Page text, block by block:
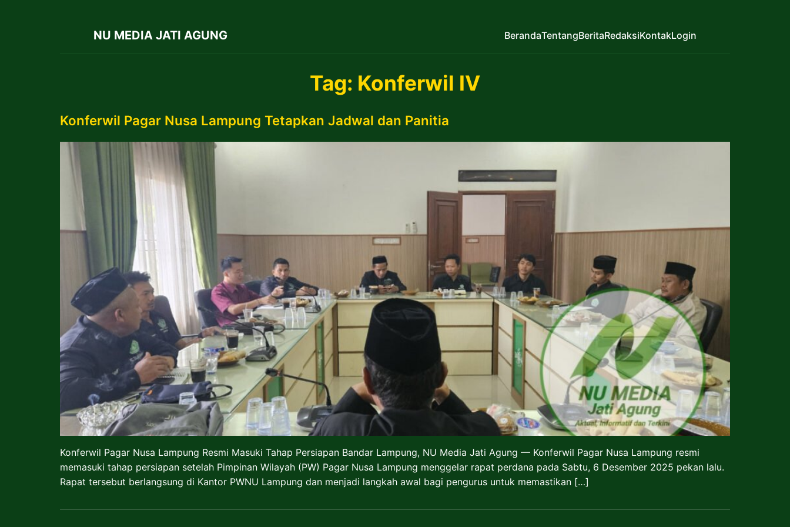
NU MEDIA JATI AGUNG BerandaTentangBeritaRedaksiKontakLogin
Tag: Konferwil IV
Konferwil Pagar Nusa Lampung Tetapkan Jadwal dan Panitia
Konferwil Pagar Nusa Lampung Resmi Masuki Tahap Persiapan Bandar Lampung, NU Media Jati Agung — Konferwil Pagar Nusa Lampung resmi
memasuki tahap persiapan setelah Pimpinan Wilayah (PW) Pagar Nusa Lampung menggelar rapat perdana pada Sabtu, 6 Desember 2025 pekan lalu.
Rapat tersebut berlangsung di Kantor PWNU Lampung dan menjadi langkah awal bagi pengurus untuk memastikan […]